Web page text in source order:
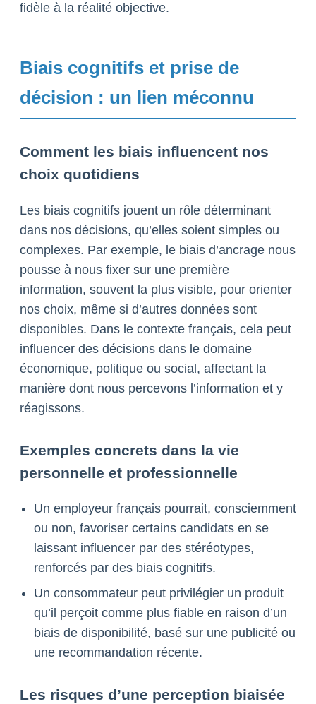
fidèle à la réalité objective.
Biais cognitifs et prise de
décision : un lien méconnu
Comment les biais influencent nos
choix quotidiens
Les biais cognitifs jouent un rôle déterminant
dans nos décisions, qu’elles soient simples ou
complexes. Par exemple, le biais d’ancrage nous
pousse à nous fixer sur une première
information, souvent la plus visible, pour orienter
nos choix, même si d’autres données sont
disponibles. Dans le contexte français, cela peut
influencer des décisions dans le domaine
économique, politique ou social, affectant la
manière dont nous percevons l’information et y
réagissons.
Exemples concrets dans la vie
personnelle et professionnelle
Un employeur français pourrait, consciemment
ou non, favoriser certains candidats en se
laissant influencer par des stéréotypes,
renforcés par des biais cognitifs.
Un consommateur peut privilégier un produit
qu’il perçoit comme plus fiable en raison d’un
biais de disponibilité, basé sur une publicité ou
une recommandation récente.
Les risques d’une perception biaisée